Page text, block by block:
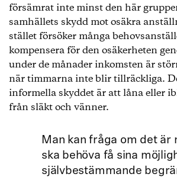
försämrat inte minst den här
samhällets skydd mot osäkra
stället försöker många
kompensera för den osäkerheten
under de månader inkomsten är
när timmarna inte blir tillräckliga.
informella skyddet är att låna eller
från släkt och vänner.
Man kan fråga om det är
ska behöva få sina
självbestämmande